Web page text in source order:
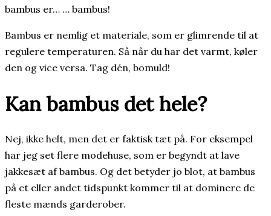
bambus er… … bambus!
Bambus er nemlig et materiale, som er glimrende til at
regulere temperaturen. Så når du har det varmt, køler
den og vice versa. Tag dén, bomuld!
Kan bambus det hele?
Nej, ikke helt, men det er faktisk tæt på. For eksempel
har jeg set flere modehuse, som er begyndt at lave
jakkesæt af bambus. Og det betyder jo blot, at bambus
på et eller andet tidspunkt kommer til at dominere de
fleste mænds garderober.